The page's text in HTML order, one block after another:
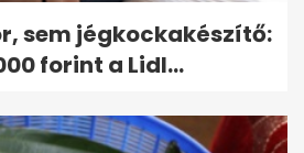
sem jégkockakészítő:
forint a Lidl...